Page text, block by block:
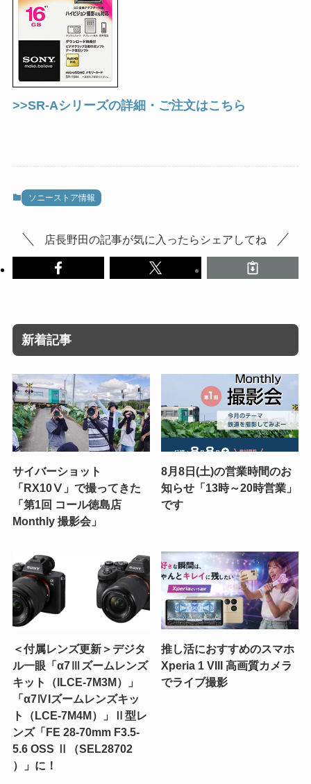
>>SR-Aシリーズの詳細・ご注文はこちら
ソニーストア情報
店長野田の記事が気に入ったらシェアしてね
新着記事
サイバーショット
「RX10Ⅴ」で撮ってきた
「第1回 コール徳島店
Monthly 撮影会」
8月8日(土)の営業時間のお
知らせ「13時～20時営業」
です
＜付属レンズ更新＞デジタ
ル一眼「α7Ⅲズームレンズ
キット（ILCE-7M3M）」
「α7ⅣIズームレンズキッ
ト（LCE-7M4M）」Ⅱ型レ
ンズ「FE 28-70mm F3.5-
5.6 OSS Ⅱ（SEL28702
）」に！
推し活におすすめのスマホ
Xperia 1 VIII 高画質カメラ
でライブ撮影